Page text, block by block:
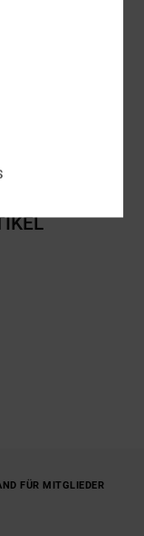
FÜR MITGLIEDER